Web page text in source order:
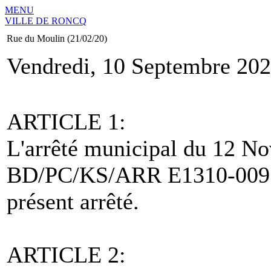
MENU
VILLE DE RONCQ
Rue du Moulin (21/02/20)
Vendredi, 10 Septembre
ARTICLE 1:
L'arrêté municipal du 12
BD/PC/KS/ARR E1310-
présent arrêté.
ARTICLE 2: